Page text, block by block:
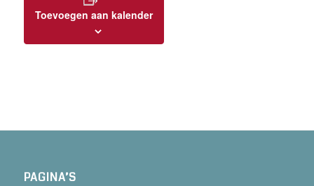
Toevoegen aan kalender
PAGINA’S